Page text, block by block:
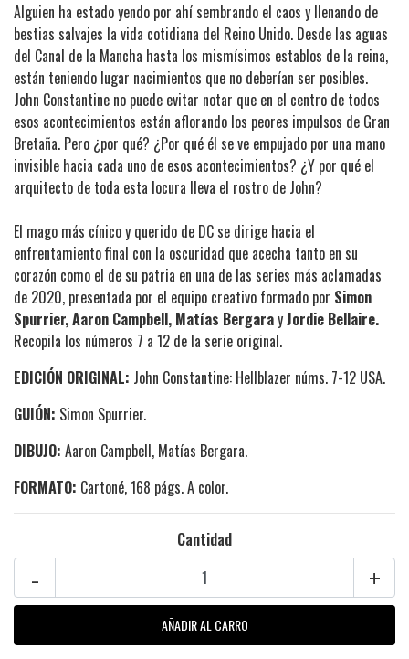
Alguien ha estado yendo por ahí sembrando el caos y llenando de
bestias salvajes la vida cotidiana del Reino Unido. Desde las aguas
del Canal de la Mancha hasta los mismísimos establos de la reina,
están teniendo lugar nacimientos que no deberían ser posibles.
John Constantine no puede evitar notar que en el centro de todos
esos acontecimientos están aflorando los peores impulsos de Gran
Bretaña. Pero ¿por qué? ¿Por qué él se ve empujado por una mano
invisible hacia cada uno de esos acontecimientos? ¿Y por qué el
arquitecto de toda esta locura lleva el rostro de John?
El mago más cínico y querido de DC se dirige hacia el
enfrentamiento final con la oscuridad que acecha tanto en su
corazón como el de su patria en una de las series más aclamadas
de 2020, presentada por el equipo creativo formado por Simon
Spurrier, Aaron Campbell, Matías BergarayJordie Bellaire.
Recopila los números 7 a 12 de la serie original.
EDICIÓN ORIGINAL: John Constantine: Hellblazer núms. 7-12 USA.
GUIÓN: Simon Spurrier.
DIBUJO: Aaron Campbell, Matías Bergara.
FORMATO: Cartoné, 168 págs. A color.
Cantidad
+
-